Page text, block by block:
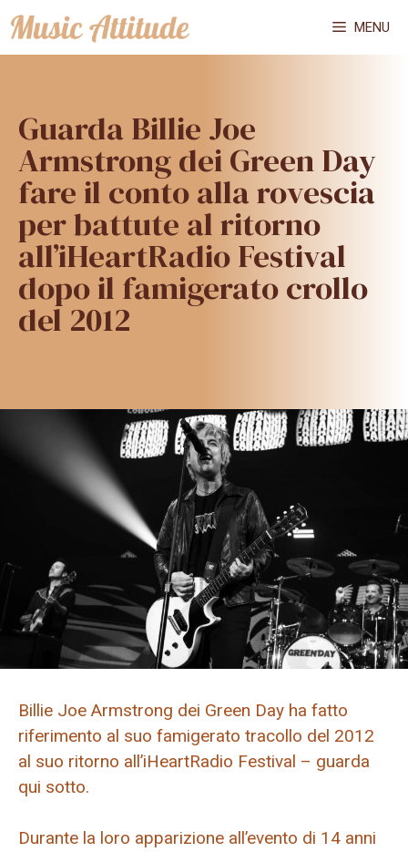
Vai
al
MENU
Guarda Billie Joe
Armstrong dei Green Day
fare il conto alla rovescia
per battute al ritorno
all’iHeartRadio Festival
dopo il famigerato crollo
del 2012
Billie Joe Armstrong dei Green Day ha fatto
riferimento al suo famigerato tracollo del 2012
al suo ritorno all’iHeartRadio Festival – guarda
qui sotto.
Durante la loro apparizione all’evento di 14 anni